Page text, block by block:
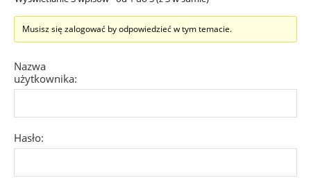
Musisz się zalogować by odpowiedzieć w tym temacie.
Nazwa
użytkownika:
Hasło: